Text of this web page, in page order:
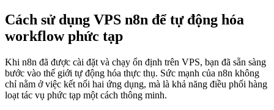
Cách sử dụng VPS n8n để tự động hóa
workflow phức tạp
Khi n8n đã được cài đặt và chạy ổn định trên VPS, bạn đã sẵn sàng
bước vào thế giới tự động hóa thực thụ. Sức mạnh của n8n không
chỉ nằm ở việc kết nối hai ứng dụng, mà là khả năng điều phối hàng
loạt tác vụ phức tạp một cách thông minh.